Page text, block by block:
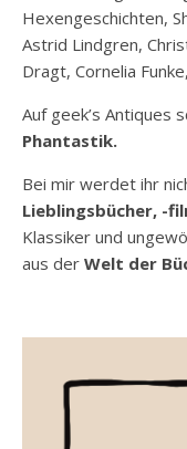
Hexengeschichten,
Astrid Lindgren,
Dragt, Cornelia
Auf geek’s Antiques
Phantastik.
Bei mir werdet ihr
Lieblingsbücher, -
Klassiker und
aus der Welt der